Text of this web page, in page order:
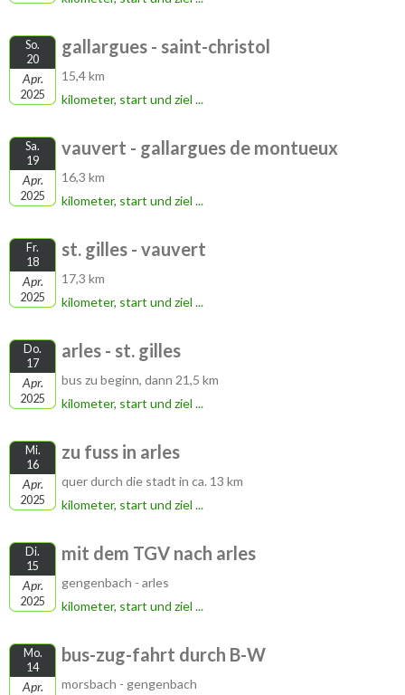
So.
20
Apr.
2025
gallargues - saint-christol
15,4 km
kilometer, start und ziel ...
Sa.
19
Apr.
2025
vauvert - gallargues de montueux
16,3 km
kilometer, start und ziel ...
Fr.
18
Apr.
2025
st. gilles - vauvert
17,3 km
kilometer, start und ziel ...
Do.
17
Apr.
2025
arles - st. gilles
bus zu beginn, dann 21,5 km
kilometer, start und ziel ...
Mi.
16
Apr.
2025
zu fuss in arles
quer durch die stadt in ca. 13 km
kilometer, start und ziel ...
Di.
15
Apr.
2025
mit dem TGV nach arles
gengenbach - arles
kilometer, start und ziel ...
Mo.
14
Apr.
bus-zug-fahrt durch B-W
morsbach - gengenbach